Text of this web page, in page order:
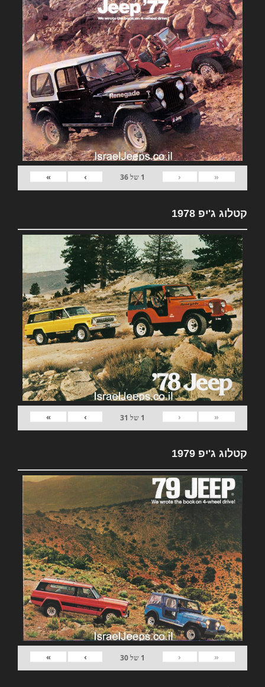
«
‹
1 של36
›
»
קטלוג ג'יפ 1978
«
‹
1 של 31
›
»
קטלוג ג'יפ 1979
«
‹
1 של30
›
»